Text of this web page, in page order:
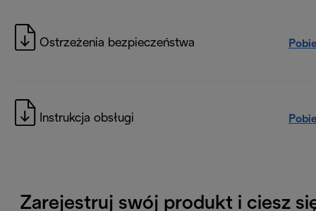
Ostrzeżenia bezpieczeństwa
Instrukcja obsługi
Zarejestruj swój produkt i ciesz